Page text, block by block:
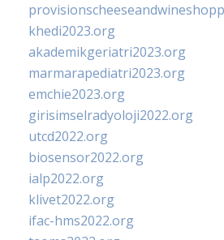
khedi2023.org
akademikgeriatri2023.org
marmarapediatri2023.org
emchie2023.org
girisimselradyoloji2022.org
utcd2022.org
biosensor2022.org
ialp2022.org
klivet2022.org
ifac-hms2022.org